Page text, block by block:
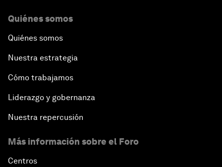
Quiénes somos
Quiénes somos
Nuestra estrategia
Cómo trabajamos
Liderazgo y gobernanza
Nuestra repercusión
Más información sobre el Foro
Centros